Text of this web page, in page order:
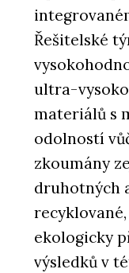
Řešitelské
ultra-
materiálů s
odolností
zkoumány
druhotných
ekologicky
výsledků v